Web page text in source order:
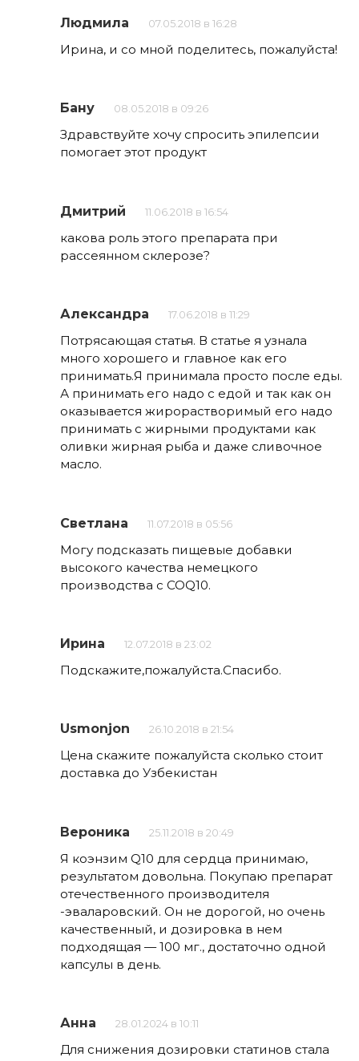
Людмила 07.05.2018 в 16:28
Ирина, и со мной поделитесь, пожалуйста!
Бану 08.05.2018 в 09:26
Здравствуйте хочу спросить эпилепсии
помогает этот продукт
Дмитрий 11.06.2018 в 16:54
какова роль этого препарата при
рассеянном склерозе?
Александра 17.06.2018 в 11:29
Потрясающая статья. В статье я узнала
много хорошего и главное как его
принимать.Я принимала просто после еды.
А принимать его надо с едой и так как он
оказывается жирорастворимый его надо
принимать с жирными продуктами как
оливки жирная рыба и даже сливочное
масло.
Светлана 11.07.2018 в 05:56
Могу подсказать пищевые добавки
высокого качества немецкого
производства с COQ10.
Ирина 12.07.2018 в 23:02
Подскажите,пожалуйста.Спасибо.
Usmonjon 26.10.2018 в 21:54
Цена скажите пожалуйста сколько стоит
доставка до Узбекистан
Вероника 25.11.2018 в 20:49
Я коэнзим Q10 для сердца принимаю,
результатом довольна. Покупаю препарат
отечественного производителя
-эваларовский. Он не дорогой, но очень
качественный, и дозировка в нем
подходящая — 100 мг., достаточно одной
капсулы в день.
Анна 28.01.2024 в 10:11
Для снижения дозировки статинов стала